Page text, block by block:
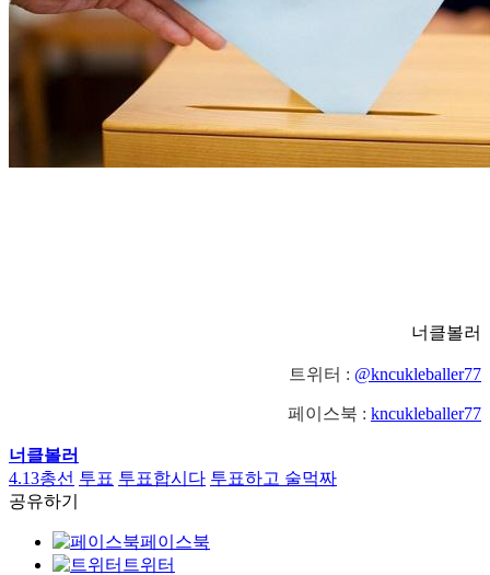
너클볼러
트위터 : @kncukleballer77
페이스북 : kncukleballer77
너클볼러
4.13총선 투표 투표합시다 투표하고 술먹짜
공유하기
페이스북
트위터